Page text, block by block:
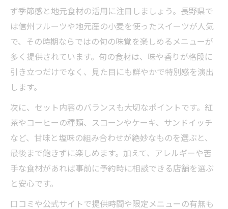
ず季節感と地元食材の活用に注目しましょう。長野県で
は信州フルーツや地元産の小麦を使ったスイーツが人気
で、その時期ならではの旬の味覚を楽しめるメニューが
多く提供されています。旬の食材は、味や香りが格段に
引き立つだけでなく、見た目にも鮮やかで特別感を演出
します。
次に、セット内容のバランスも大切なポイントです。紅
茶やコーヒーの種類、スコーンやケーキ、サンドイッチ
など、甘味と塩味の組み合わせが絶妙なものを選ぶと、
最後まで飽きずに楽しめます。加えて、アレルギーや苦
手な食材があれば事前に予約時に相談できる店舗を選ぶ
と安心です。
口コミや公式サイトで提供時間や限定メニューの有無も